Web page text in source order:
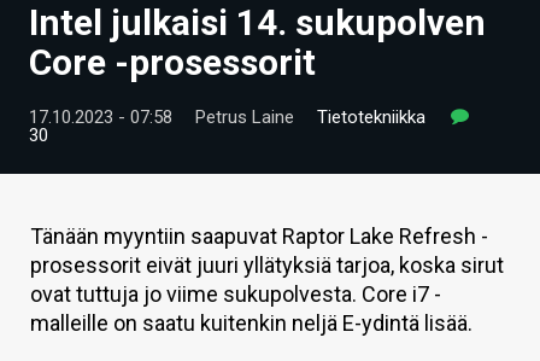
UUTISET
VIDEOT
TIETOA
HINTA.FI
Intel julkaisi 14. sukupolven
Core -prosessorit
17.10.2023 - 07:58 Petrus Laine
Tietotekniikka
30
Tänään myyntiin saapuvat Raptor Lake Refresh -
prosessorit eivät juuri yllätyksiä tarjoa, koska sirut
ovat tuttuja jo viime sukupolvesta. Core i7 -
malleille on saatu kuitenkin neljä E-ydintä lisää.